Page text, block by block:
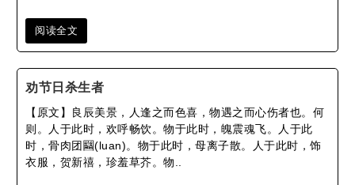
阅读全文
劝节日杀生者
【原文】良辰美景，人逢之而色喜，物遇之而心伤者也。何
则。人于此时，欢呼畅饮。物于此时，魄震魂飞。人于此
时，骨肉团圝(luan)。物于此时，母离子散。人于此时，饰
衣服，贺新禧，珍羞草芥。物..